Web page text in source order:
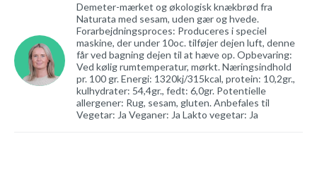
Demeter-mærket og økologisk knækbrød fra
Naturata med sesam, uden gær og hvede.
Forarbejdningsproces: Produceres i speciel
maskine, der under 10oc. tilføjer dejen luft, denne
får ved bagning dejen til at hæve op. Opbevaring:
Ved kølig rumtemperatur, mørkt. Næringsindhold
pr. 100 gr. Energi: 1320kj/315kcal, protein: 10,2gr.,
kulhydrater: 54,4gr., fedt: 6,0gr. Potentielle
allergener: Rug, sesam, gluten. Anbefales til
Vegetar: Ja Veganer: Ja Lakto vegetar: Ja